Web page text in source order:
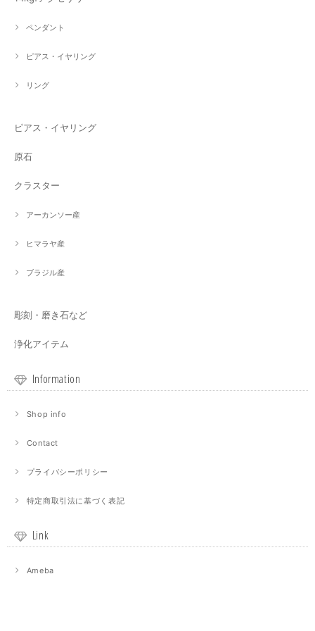
ペンダント
ピアス・イヤリング
リング
ピアス・イヤリング
原石
クラスター
アーカンソー産
ヒマラヤ産
ブラジル産
彫刻・磨き石など
浄化アイテム
Information
Shop info
Contact
プライバシーポリシー
特定商取引法に基づく表記
Link
Ameba